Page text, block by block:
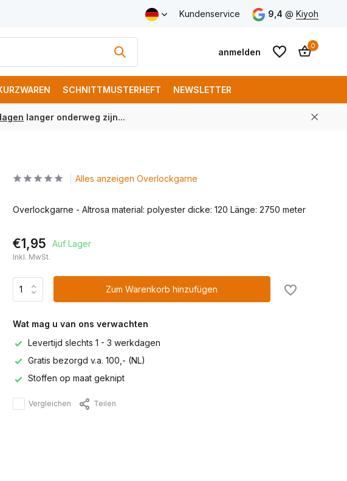
Kostenloser Versand ab € 150 (DE) Kundenservice 9,4 @ Kiyoh
anmelden
anlegen
0
SCHNITTMUSTERHEFT NEWSLETTER
langer onderweg zijn...
Alles anzeigen Overlockgarne
Overlockgarne - Altrosa material: polyester dicke: 120 Länge: 2750 meter
€1,95 Auf Lager
Inkl. MwSt.
Zum Warenkorb hinzufügen
Wat mag u van ons verwachten
Levertijd slechts 1 - 3 werkdagen
Gratis bezorgd v.a. 100,- (NL)
Stoffen op maat geknipt
Vergleichen Teilen